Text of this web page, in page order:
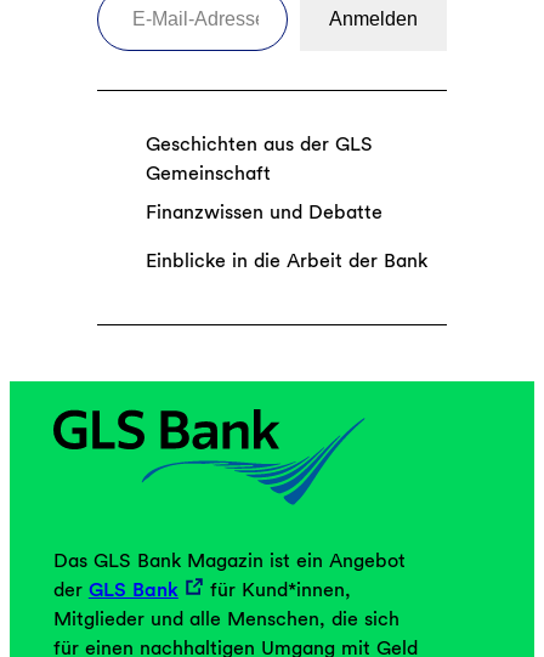
Anmelden
Geschichten aus der GLS
Gemeinschaft
Finanzwissen und Debatte
Einblicke in die Arbeit der Bank
Das GLS Bank Magazin ist ein Angebot
der GLS Bank
für Kund*innen,
Mitglieder und alle Menschen, die sich
für einen nachhaltigen Umgang mit Geld